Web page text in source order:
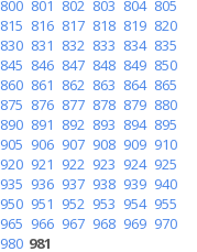
800 801 802 803 804 805
815 816 817 818 819 820
830 831 832 833 834 835
845 846 847 848 849 850
860 861 862 863 864 865
875 876 877 878 879 880
890 891 892 893 894 895
905 906 907 908 909 910
920 921 922 923 924 925
935 936 937 938 939 940
950 951 952 953 954 955
965 966 967 968 969 970
980 981